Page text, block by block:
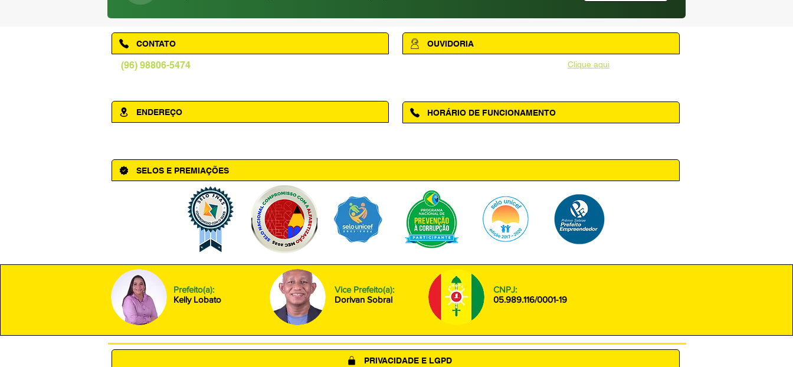
(96) 98806-5474
CONTATO
ENDEREÇO
Clique aqui
OUVIDORIA
HORÁRIO DE FUNCIONAMENTO
SELOS E PREMIAÇÕES
Prefeito(a):
Kelly Lobato
Vice Prefeito(a):
Dorivan Sobral
CNPJ:
05.989.116/0001-19
PRIVACIDADE E LGPD